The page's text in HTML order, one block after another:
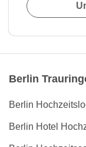
Berlin
Berlin
Berlin Hotel